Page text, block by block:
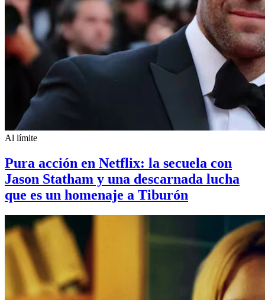
Al límite
Pura acción en Netflix: la secuela con
Jason Statham y una descarnada lucha
que es un homenaje a Tiburón